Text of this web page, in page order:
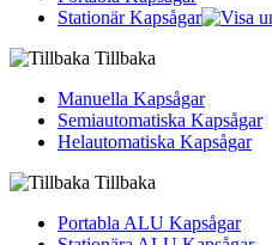
Stationär Kapsågar
Tillbaka
Manuella Kapsågar
Semiautomatiska Kapsågar
Helautomatiska Kapsågar
Tillbaka
Portabla ALU Kapsågar